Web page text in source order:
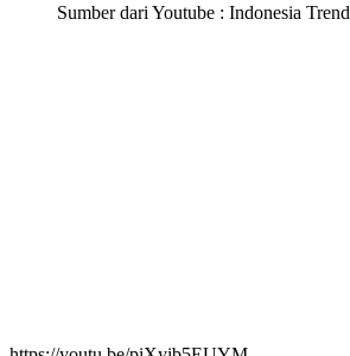
Sumber dari Youtube : Indonesia Trend